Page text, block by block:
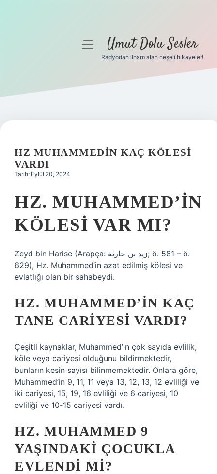
Gizlilik Politikası
Yasal Uyarı
menüyüUmut Dolu Sesler
Radyodan ilham alan neşeli hikayeler!
HZ MUHAMMEDIN KAÇ KÖLESI
VARDI
Tarih: Eylül 20, 2024
HZ. MUHAMMED’IN
KÖLESI VAR MI?
Zeyd bin Harise (Arapça: زيد بن حارثة; ö. 581 – ö.
629), Hz. Muhammed’in azat edilmiş kölesi ve
evlatlığı olan bir sahabeydi.
HZ. MUHAMMED’IN KAÇ
TANE CARIYESI VARDI?
Çeşitli kaynaklar, Muhammed’in çok sayıda evlilik,
köle veya cariyesi olduğunu bildirmektedir,
bunların kesin sayısı bilinmemektedir. Onlara göre,
Muhammed’in 9, 11, 11 veya 13, 12, 13, 12 evliliği ve
iki cariyesi, 15, 19, 16 evliliği ve 6 cariyesi, 10
evliliği ve 10-15 cariyesi vardı.
HZ. MUHAMMED 9
YAŞINDAKI ÇOCUKLA
EVLENDI MI?